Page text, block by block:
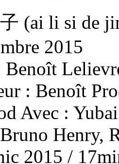
(ai li si de
2015
Benoît
: Benoît
Avec :
Henry,
2015 /